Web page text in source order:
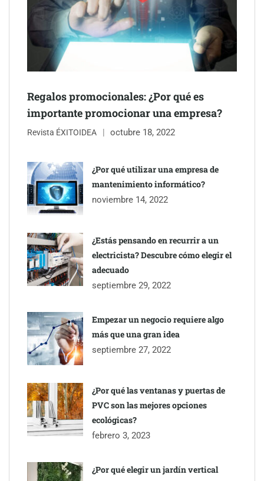
Schaeffler mejora su rentabilidad en el primer semestre de 2026
NOVA: innovación y diseño que transforman espacios de la
mano de Tormo Franquicias
Regalos promocionales: ¿Por qué es
importante promocionar una empresa?
Revista ÉXITOIDEA octubre 18, 2022
¿Por qué utilizar una empresa de
mantenimiento informático?
noviembre 14, 2022
¿Estás pensando en recurrir a un
electricista? Descubre cómo elegir el
adecuado
septiembre 29, 2022
Empezar un negocio requiere algo
más que una gran idea
septiembre 27, 2022
¿Por qué las ventanas y puertas de
PVC son las mejores opciones
ecológicas?
febrero 3, 2023
¿Por qué elegir un jardín vertical